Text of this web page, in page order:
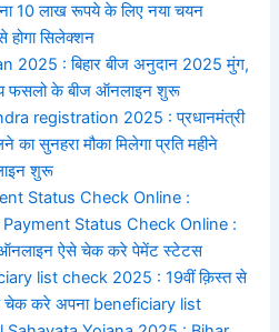
10 लाख रूपये के लिए नया चयन
होगा सिलेक्शन
2025 : बिहार बीज अनुदान 2025 मुंग,
फसलो के बीज ऑनलाइन शुरू
registration 2025 : प्रधानमंत्री
सुनहरा मौका मिलेगा प्रति महीने
शुरू
Status Check Online :
Status Check Online :
ऑनलाइन ऐसे चेक करे पेमेंट स्टेटस
list check 2025 : 19वीं क़िस्त से
चेक करे अपना beneficiary list